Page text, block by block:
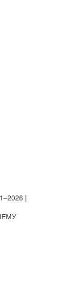
|